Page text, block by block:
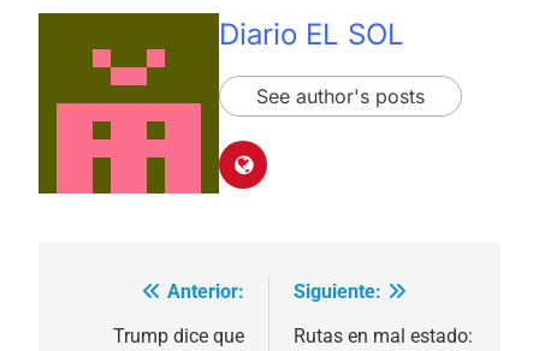
Diario EL SOL
See author's posts
Navegación
Anterior:
Trump dice que
Siguiente:
Rutas en mal estado: